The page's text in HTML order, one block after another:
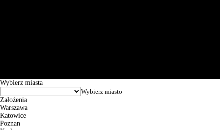
Wybierz miasta
Założenia
Warszawa
Katowice
Poznan